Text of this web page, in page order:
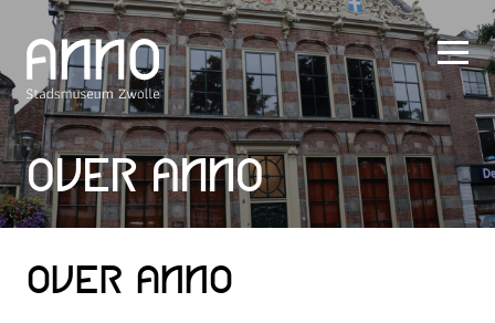
Over ANNO
Over ANNO